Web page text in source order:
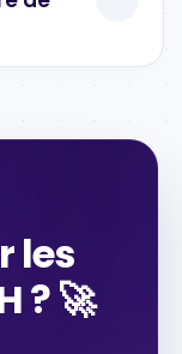
de
les
? 🚀